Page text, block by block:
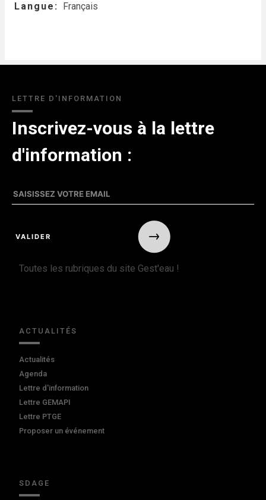
Langue Français
LETTRE D'INFORMATION
Inscrivez-vous à la lettre
d'information :
Toutes les rubriques du site Gest'eau !
ACTUALITÉS
Actualités
Agenda
Lettre d'information
Lettre GEMAPI
Lettre PTGE
Proposer un événement
SDAGE